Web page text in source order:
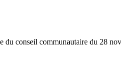
conseil communautaire du 28